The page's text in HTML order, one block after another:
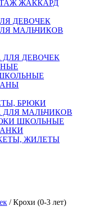
ЖАККАРД
ДЕВОЧЕК
МАЛЬЧИКОВ
ДЕВОЧЕК
БРЮКИ
МАЛЬЧИКОВ
ШКОЛЬНЫЕ
ЖИЛЕТЫ
/ Крохи (0-3 лет)